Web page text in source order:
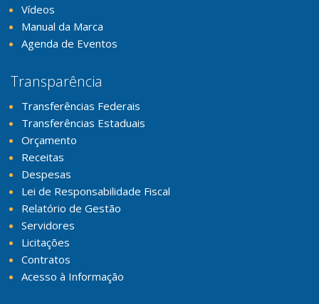
Vídeos
Manual da Marca
Agenda de Eventos
Transparência
Transferências Federais
Transferências Estaduais
Orçamento
Receitas
Despesas
Lei de Responsabilidade Fiscal
Relatório de Gestão
Servidores
Licitações
Contratos
Acesso à Informação